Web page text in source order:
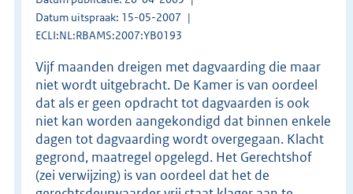
Datum uitspraak: 15-05-2007
ECLI:NL:RBAMS:2007:YB0193
Vijf maanden dreigen met dagvaarding die maar
niet wordt uitgebracht. De Kamer is van oordeel
dat als er geen opdracht tot dagvaarden is ook
niet kan worden aangekondigd dat binnen enkele
dagen tot dagvaarding wordt overgegaan. Klacht
gegrond, maatregel opgelegd. Het Gerechtshof
(zei verwijzing) is van oordeel dat het de